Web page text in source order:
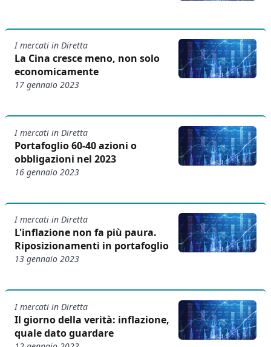
I mercati in Diretta
La Cina cresce meno, non solo
economicamente
17 gennaio 2023
I mercati in Diretta
Portafoglio 60-40 azioni o
obbligazioni nel 2023
16 gennaio 2023
I mercati in Diretta
L'inflazione non fa più paura.
Riposizionamenti in portafoglio
13 gennaio 2023
I mercati in Diretta
Il giorno della verità: inflazione,
quale dato guardare